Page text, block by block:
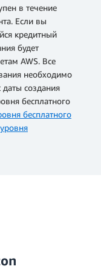
в течение
Если вы
кредитный
будет
AWS. Все
необходимо
даты создания
бесплатного
бесплатного